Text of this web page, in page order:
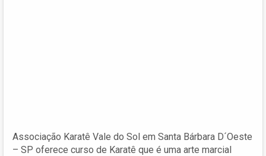
Associação Karatê Vale do Sol em Santa Bárbara D´Oeste
– SP oferece curso de Karatê que é uma arte marcial